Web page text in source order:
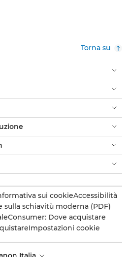
Torna su
sui cookieAccessibilità
sulla schiavitù moderna (PDF)
Consumer: Dove acquistare
Impostazioni cookie